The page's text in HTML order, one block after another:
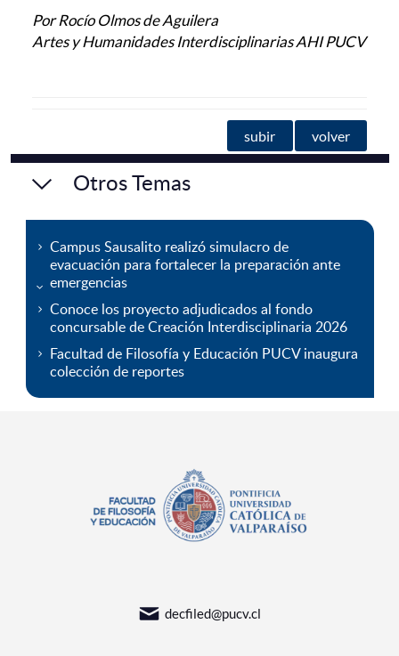
Por Rocío Olmos de Aguilera
Artes y Humanidades Interdisciplinarias AHI PUCV
subir volver
Otros Temas
Campus Sausalito realizó simulacro de
evacuación para fortalecer la preparación ante
emergencias
Conoce los proyecto adjudicados al fondo
concursable de Creación Interdisciplinaria 2026
Facultad de Filosofía y Educación PUCV inaugura
colección de reportes
decfiled@pucv.cl